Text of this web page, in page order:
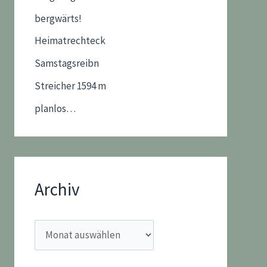
bergwärts!
Heimatrechteck
Samstagsreibn
Streicher 1594 m
planlos…
Archiv
r